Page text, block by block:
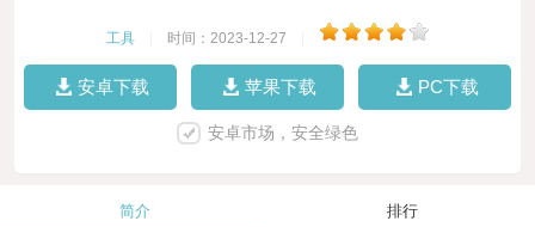
工具 时间：2023-12-27
安卓下载 苹果下载 PC下载
安卓市场，安全绿色
简介 排行